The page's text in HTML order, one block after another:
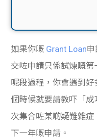
如果你嘅 Grant Loan
交咗申請只係試煉嘅
呢段過程，你會遇到
個時候就要請教吓「
次集合咗某啲疑難雜
下一年嘅申請。